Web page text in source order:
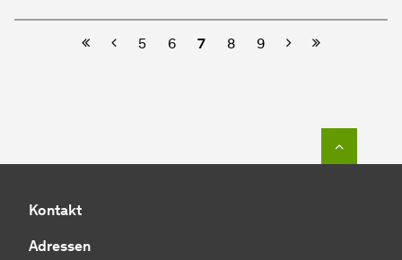
Vorherige
5 6 7 8 9 Nächste
Kontakt
Adressen